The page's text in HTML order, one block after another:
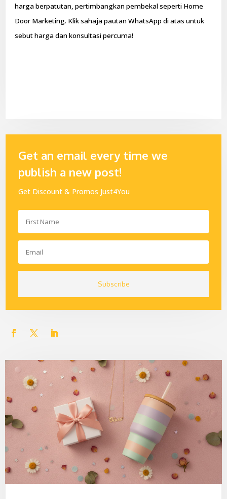
harga berpatutan, pertimbangkan pembekal seperti Home
Door Marketing. Klik sahaja pautan WhatsApp di atas untuk
sebut harga dan konsultasi percuma!
Get an email every time we
publish a new post!
Get Discount & Promos Just4You
Subscribe